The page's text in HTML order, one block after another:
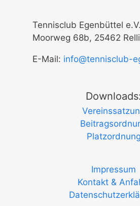
Tennisclub Egenbüttel e.V.
Moorweg 68b, 25462
E-Mail: info@tennisclub-
Downloads:
Platzordnung
Impressum
Kontakt &